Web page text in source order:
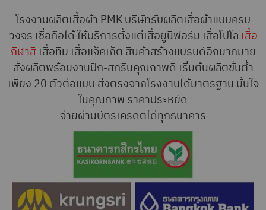
โรงงานผลิตเสื้อผ้า PMK บริษัทรับผลิตเสื้อผ้าแบบครบ
วงจร เชื่อถือได้ ให้บริการตั้งแต่เสื้อยูนิฟอร์ม เสื้อโปโล เสื้อ
กีฬาสีเสื้อทีม เสื้อแจ็คเก็ต สินค้าสร้างแบรนด์อีกมากมาย
สั่งผลิตพร้อมงานปัก-สกรีนคุณภาพดี เริ่มต้นผลิตขั้นต่ำ
เพียง 20 ตัวต่อแบบ ส่งตรงจากโรงงานได้มาตรฐาน มั่นใจ
ในคุณภาพ ราคาประหยัด
จ่ายผ่านบัตรเครดิตได้ทุกธนาคาร